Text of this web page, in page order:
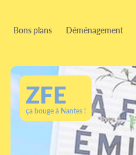
Bons plans Déménagement
ZFE
ça bouge à Nantes !